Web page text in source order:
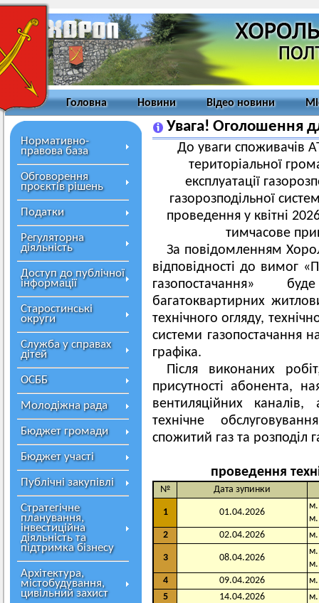
Головна Новини Відео новини
Нормативно-
правова база
Обговорення
проєктів рішень
Податки
Регуляторна
діяльність
Доступ до публічної
інформації
Старостинські
округи
Служба у справах
дітей
ОСББ
Молодіжна рада
Бюджет громади
Бюджет участі
Публічні закупівлі
Стратегічне
планування,
інвестиційна
діяльність та
підтримка бізнесу
Архітектура,
містобудування,
цивільний захист
Увага! Оголошення
До уваги споживачів
територіальної
експлуатації
газорозподільної
проведення у квітні
тимчасове
За повідомленням
відповідності до вимог
газопостачання»
багатоквартирних
технічного огляду,
системи газопостачання
графіка.
Після виконаних
присутності абонента,
вентиляційних
технічне
спожитий газ та розподіл
проведення
№ Дата зупинки
1 01.04.2026
м.
м.
2
02.04.2026 м.
3 08.04.2026
м.
м.
4
09.04.2026
м.
5
14.04.2026 м.